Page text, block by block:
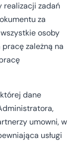
realizacji zadań
za
osoby
zależną na
dane
umowni, w
usługi